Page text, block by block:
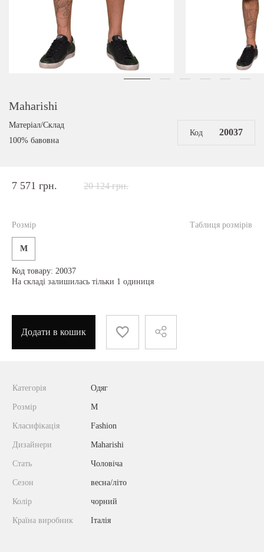
Maharishi
Матеріал/Склад
100% бавовна
Код 20037
7 571 грн. 20 124 грн.
Таблиця розмірів
Розмір
M
Код товару: 20037
На складі залишилась тільки 1 одиниця
Додати в кошик
Категорія Одяг
Розмір M
Класифікація Fashion
Дизайнери Maharishi
Стать Чоловіча
Сезон весна/літо
Колір чорний
Країна виробник Італія